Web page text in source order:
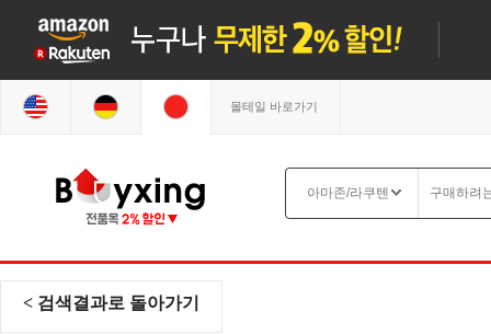
몰테일 바로가기
< 검색결과로 돌아가기